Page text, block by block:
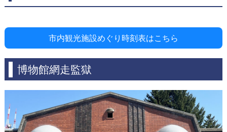
市内観光施設めぐり時刻表はこちら
博物館網走監獄